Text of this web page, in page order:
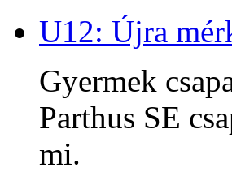
U12: Újra
Gyermek
Parthus SE
mi.